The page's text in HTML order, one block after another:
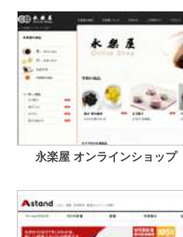
永楽屋 オンラインショップ